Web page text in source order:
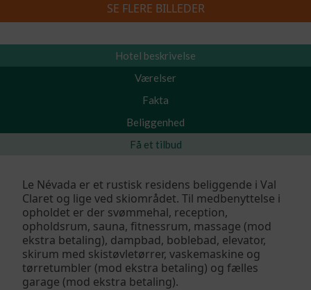
SE FLERE BILLEDER
Residence Le Névada (IH) – Val Claret
Hotel beskrivelse
Værelser
Fakta
Beliggenhed
Få et tilbud
Le Névada er et rustisk residens beliggende i Val
Claret og lige ved skiområdet. Til medbenyttelse i
opholdet er der svømmehal, reception,
opholdsrum, sauna, fitnessrum, massage (mod
ekstra betaling), dampbad, boblebad, elevator,
skirum med skistøvletørrer, vaskemaskine og
tørretumbler (mod ekstra betaling) og fælles
garage (mod ekstra betaling).